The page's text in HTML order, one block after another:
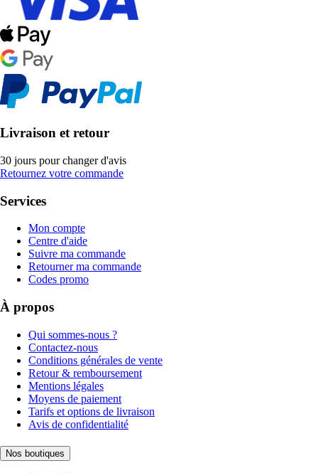
Livraison et retour
30 jours pour changer d'avis
Retournez votre commande
Services
Mon compte
Centre d'aide
Suivre ma commande
Retourner ma commande
Codes promo
À propos
Qui sommes-nous ?
Contactez-nous
Conditions générales de vente
Retour & remboursement
Mentions légales
Moyens de paiement
Tarifs et options de livraison
Avis de confidentialité
Nos boutiques